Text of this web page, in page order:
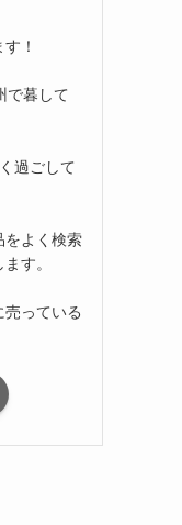
！
で暮して
過ごして
をよく検索
す。
売っている